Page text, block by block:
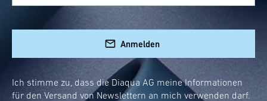
Ein guter Schminkspiegel bietet eine
Vergrösserung, die kleine Details gross
herausbringt, ohne zu verzerren. Wir
empfehlen eine Vergrösserungzwischen 3x
und 5x , um den idealen Kompromiss zwischen
Übersicht und Detailgenauigkeit zu erreichen.
Anmelden
Ich stimme zu, dass die Diaqua AG meine Informationen
für den Versand von Newslettern an mich verwenden darf.